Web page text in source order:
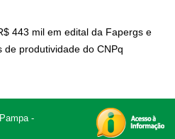
443 mil em edital da Fapergs e
produtividade do CNPq
-